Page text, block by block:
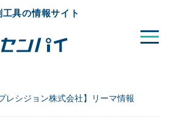
具の情報サイト
レシジョン株式会社】リーマ情報